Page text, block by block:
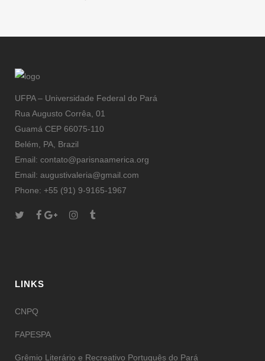
UFPA – Universidade Federal do Pará
Rua Augusto Corrêa, 01
Guamá CEP 66075-110
Belém, PA, Brazil
Email: contato@parisnaamerica.org
Email: augustivaleria@gmail.com
Phone: +55 (91) 9-9165-1967
LINKS
CNPQ
FAPESPA
Grêmio Literário e Recreativo Português do Pará